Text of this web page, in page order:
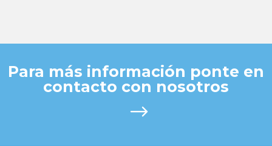
Para más información ponte en
contacto con nosotros